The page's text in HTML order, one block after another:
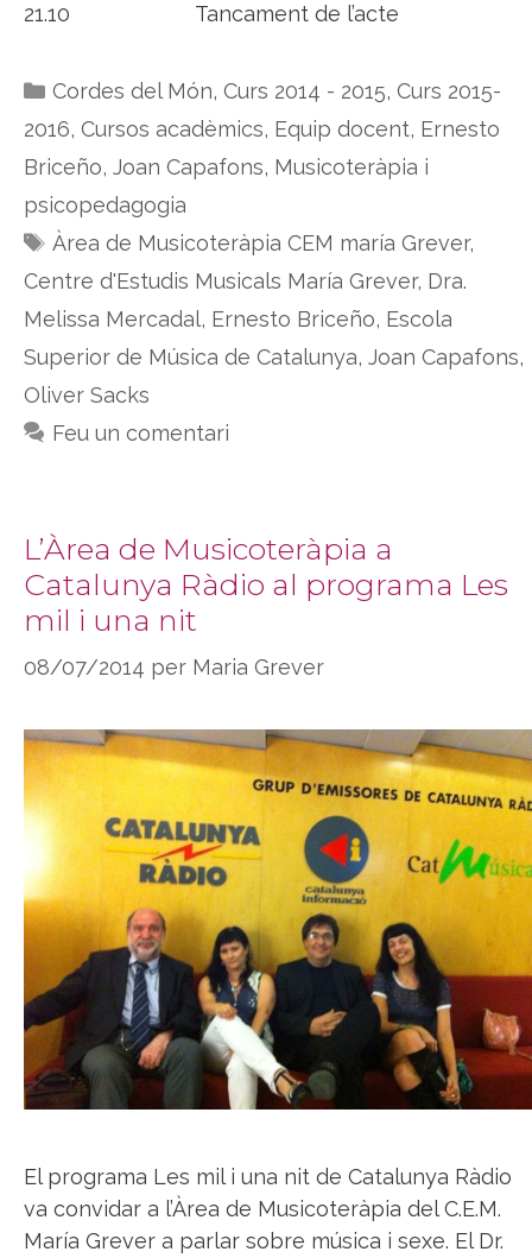
21.10 Tancament de l’acte
Categories
Cordes del Món, Curs 2014 - 2015, Curs 2015-
2016, Cursos acadèmics, Equip docent, Ernesto
Briceño, Joan Capafons, Musicoteràpia i
psicopedagogia
Etiquetes
Àrea de Musicoteràpia CEM maría Grever,
Centre d'Estudis Musicals María Grever, Dra.
Melissa Mercadal, Ernesto Briceño, Escola
Superior de Música de Catalunya, Joan Capafons,
Oliver Sacks
Feu un comentari
L’Àrea de Musicoteràpia a
Catalunya Ràdio al programa Les
mil i una nit
08/07/2014 per Maria Grever
El programa Les mil i una nit de Catalunya Ràdio
va convidar a l’Àrea de Musicoteràpia del C.E.M.
María Grever a parlar sobre música i sexe. El Dr.